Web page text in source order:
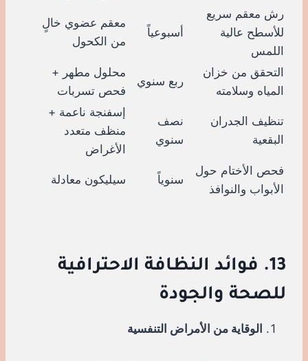
رش معقم سريع
للأسطح عالية
اللمس
أسبوعياً
معقم عضوي خالٍ
من الكحول
التحقق من خزان
المياه وسلامته
ربع سنوي
محلول مطهر +
فحص تسربات
تنظيف الجدران
البقعية
نصف
سنوي
إسفنجة ناعمة +
منظف متعدد
الأغراض
فحص الأختام حول
الأبواب والنوافذ
سنوياً سيليكون معادلة
13. فوائد النظافة الاحترافية
للصحة والجودة
الوقاية من الأمراض التنفسية